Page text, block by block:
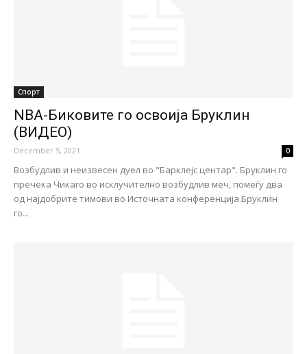
Спорт
NBA-Биковите го освоија Бруклин
(ВИДЕО)
December 5, 2021 0
Возбудлив и неизвесен дуел во "Барклејс центар". Бруклин го
пречека Чикаго во исклучително возбудлив меч, помеѓу два
од најдобрите тимови во Источната конференција.Бруклин
го...